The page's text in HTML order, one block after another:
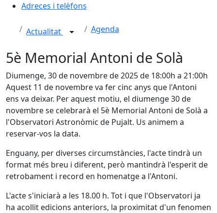
Adreces i telèfons
Actualitat Agenda
5è Memorial Antoni de Solà
Diumenge, 30 de novembre de 2025 de 18:00h a 21:00h
Aquest 11 de novembre va fer cinc anys que l'Antoni
ens va deixar. Per aquest motiu, el diumenge 30 de
novembre se celebrarà el 5è Memorial Antoni de Solà a
l'Observatori Astronòmic de Pujalt. Us animem a
reservar-vos la data.
Enguany, per diverses circumstàncies, l'acte tindrà un
format més breu i diferent, però mantindrà l'esperit de
retrobament i record en homenatge a l'Antoni.
L'acte s'iniciarà a les 18.00 h. Tot i que l'Observatori ja
ha acollit edicions anteriors, la proximitat d'un fenomen